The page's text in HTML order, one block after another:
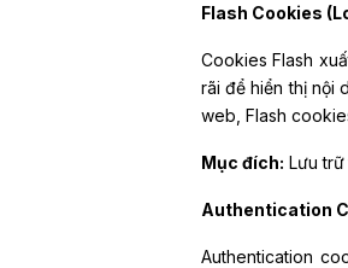
Flash Cookies
Cookies Flash
rãi để hiển thị nội
web, Flash
Mục đích: Lưu
Authentication
Authentication